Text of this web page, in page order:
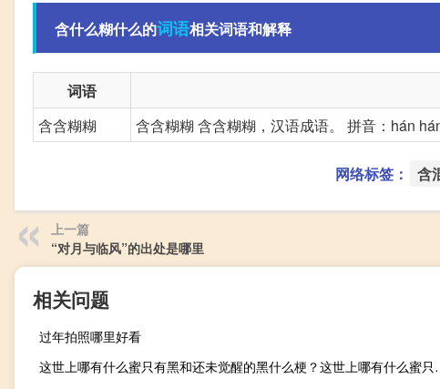
含什么糊什么的词语相关词语和解释
词语
含含糊糊
含含糊糊 含含糊糊，汉语成语。 拼音：hán
网络标签： 含
上一篇
“对月与临风”的出处是哪里
相关问题
过年拍照哪里好看
这世上哪有什么蜜只有黑